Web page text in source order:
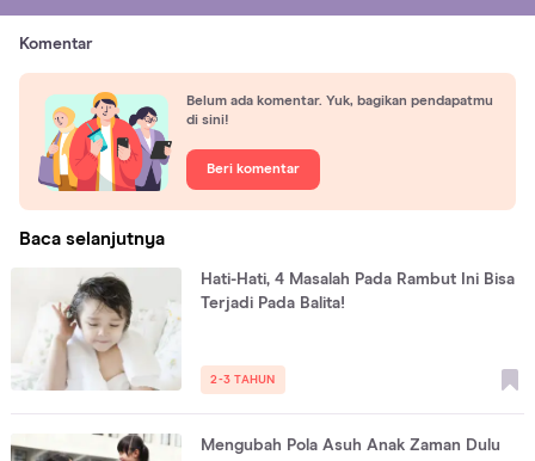
Komentar
Belum ada komentar. Yuk, bagikan pendapatmu
di sini!
Beri komentar
Baca selanjutnya
Hati-Hati, 4 Masalah Pada Rambut Ini Bisa
Terjadi Pada Balita!
2-3 TAHUN
Mengubah Pola Asuh Anak Zaman Dulu